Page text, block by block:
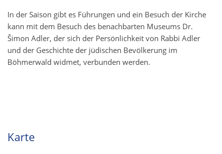
In der Saison gibt es Führungen und ein Besuch der Kirche
kann mit dem Besuch des benachbarten Museums Dr.
Šimon Adler, der sich der Persönlichkeit von Rabbi Adler
und der Geschichte der jüdischen Bevölkerung im
Böhmerwald widmet, verbunden werden.
Karte